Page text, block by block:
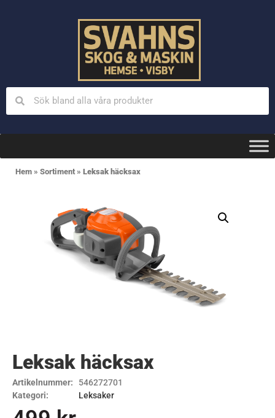
Hem » Sortiment » Leksak häcksax
Leksak häcksax
Artikelnummer:
546272701
Kategori:
Leksaker